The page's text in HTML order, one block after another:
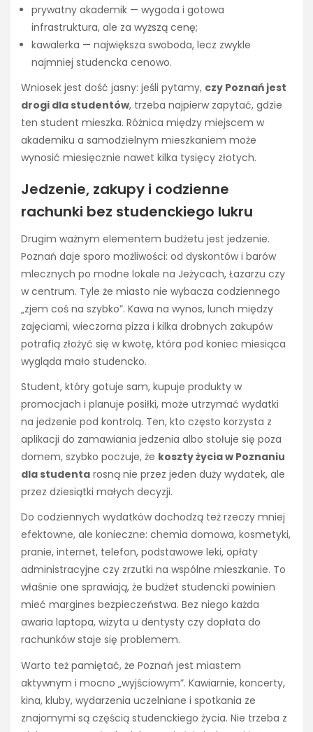
prywatny akademik — wygoda i gotowa
infrastruktura, ale za wyższą cenę;
kawalerka — największa swoboda, lecz zwykle
najmniej studencka cenowo.
Wniosek jest dość jasny: jeśli pytamy, czy Poznań jest
drogi dla studentów, trzeba najpierw zapytać, gdzie
ten student mieszka. Różnica między miejscem w
akademiku a samodzielnym mieszkaniem może
wynosić miesięcznie nawet kilka tysięcy złotych.
Jedzenie, zakupy i codzienne
rachunki bez studenckiego lukru
Drugim ważnym elementem budżetu jest jedzenie.
Poznań daje sporo możliwości: od dyskontów i barów
mlecznych po modne lokale na Jeżycach, Łazarzu czy
w centrum. Tyle że miasto nie wybacza codziennego
„zjem coś na szybko”. Kawa na wynos, lunch między
zajęciami, wieczorna pizza i kilka drobnych zakupów
potrafią złożyć się w kwotę, która pod koniec miesiąca
wygląda mało studencko.
Student, który gotuje sam, kupuje produkty w
promocjach i planuje posiłki, może utrzymać wydatki
na jedzenie pod kontrolą. Ten, kto często korzysta z
aplikacji do zamawiania jedzenia albo stołuje się poza
domem, szybko poczuje, że koszty życia w Poznaniu
dla studenta rosną nie przez jeden duży wydatek, ale
przez dziesiątki małych decyzji.
Do codziennych wydatków dochodzą też rzeczy mniej
efektowne, ale konieczne: chemia domowa, kosmetyki,
pranie, internet, telefon, podstawowe leki, opłaty
administracyjne czy zrzutki na wspólne mieszkanie. To
właśnie one sprawiają, że budżet studencki powinien
mieć margines bezpieczeństwa. Bez niego każda
awaria laptopa, wizyta u dentysty czy dopłata do
rachunków staje się problemem.
Warto też pamiętać, że Poznań jest miastem
aktywnym i mocno „wyjściowym”. Kawiarnie, koncerty,
kina, kluby, wydarzenia uczelniane i spotkania ze
znajomymi są częścią studenckiego życia. Nie trzeba z